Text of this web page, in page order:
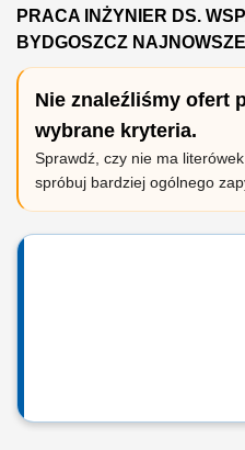
PRACA INŻYNIER DS.
BYDGOSZCZ
Nie znaleźliśmy ofert
wybrane kryteria.
Sprawdź, czy nie ma
spróbuj bardziej ogólnego